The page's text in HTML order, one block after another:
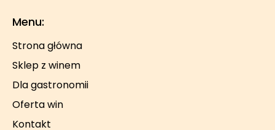
Menu:
Strona główna
Sklep z winem
Dla gastronomii
Oferta win
Kontakt